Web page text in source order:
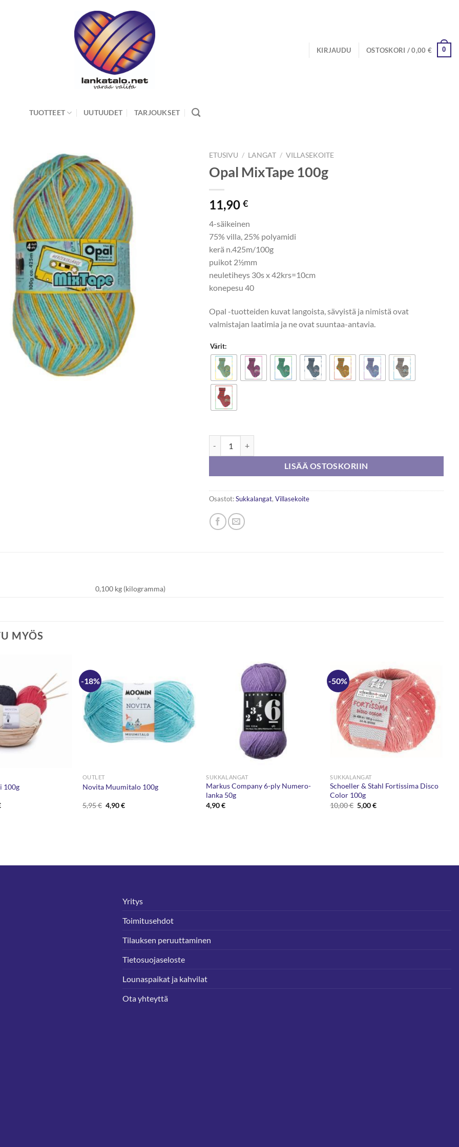
KIRJAUDU OSTOSKORI /0,00 € 0
TUOTTEET UUTUUDET TARJOUKSET
ETUSIVU / LANGAT / VILLASEKOITE
Opal MixTape 100g
11,90 €
4-säikeinen
75% villa, 25% polyamidi
kerä n.425m/100g
puikot 2½mm
neuletiheys 30s x 42krs=10cm
konepesu 40
Opal -tuotteiden kuvat langoista, sävyistä ja nimistä ovat
valmistajan laatimia ja ne ovat suuntaa-antavia.
Värit:
LISÄÄ OSTOSKORIIN
Osastot:Sukkalangat, Villasekoite
0,100 kg (kilogramma)
MYÖS
100g
Nykyinen
-18%
OUTLET
Novita Muumitalo 100g
5,95€ Alkuperäinen
hinta
4,90€Nykyinen
SUKKALANGAT
Markus Company 6-ply Numero-
lanka 50g
4,90€
-50%
SUKKALANGAT
Schoeller & Stahl Fortissima Disco
Color 100g
10,00€ Alkuperäinen
hinta
5,00€Nykyinen
Yritys
Toimitusehdot
Tilauksen peruuttaminen
Tietosuojaseloste
Lounaspaikat ja kahvilat
Ota yhteyttä